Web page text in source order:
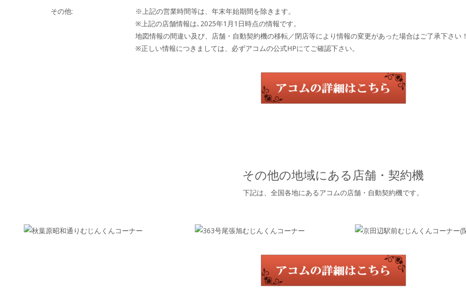
その他:
※上記の営業時間等は、年末年始期間を除きます。
※上記の店舗情報は､2025年1月1日時点の情報です。
地図情報の間違い及び、店舗・自動契約機の移転／閉店等により情報の変更があった場合はご了承下さい！
※正しい情報につきましては、必ずアコムの公式HPにてご確認下さい。
その他の地域にある店舗・契約機
下記は、全国各地にあるアコムの店舗・自動契約機です。